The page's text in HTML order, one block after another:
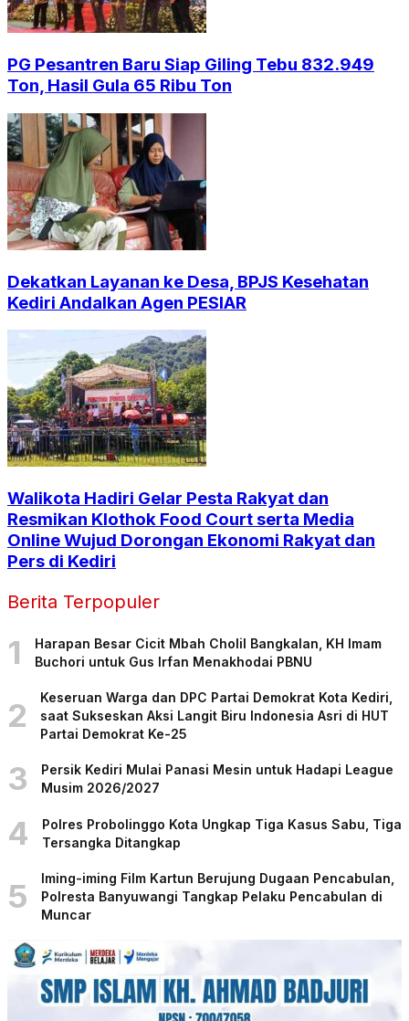
PG Pesantren Baru Siap Giling Tebu 832.949
Ton, Hasil Gula 65 Ribu Ton
Dekatkan Layanan ke Desa, BPJS Kesehatan
Kediri Andalkan Agen PESIAR
Walikota Hadiri Gelar Pesta Rakyat dan
Resmikan Klothok Food Court serta Media
Online Wujud Dorongan Ekonomi Rakyat dan
Pers di Kediri
Berita Terpopuler
1
Harapan Besar Cicit Mbah Cholil Bangkalan, KH Imam
Buchori untuk Gus Irfan Menakhodai PBNU
2
Keseruan Warga dan DPC Partai Demokrat Kota Kediri,
saat Sukseskan Aksi Langit Biru Indonesia Asri di HUT
Partai Demokrat Ke-25
3
Persik Kediri Mulai Panasi Mesin untuk Hadapi League
Musim 2026/2027
4
Polres Probolinggo Kota Ungkap Tiga Kasus Sabu, Tiga
Tersangka Ditangkap
5
Iming-iming Film Kartun Berujung Dugaan Pencabulan,
Polresta Banyuwangi Tangkap Pelaku Pencabulan di
Muncar